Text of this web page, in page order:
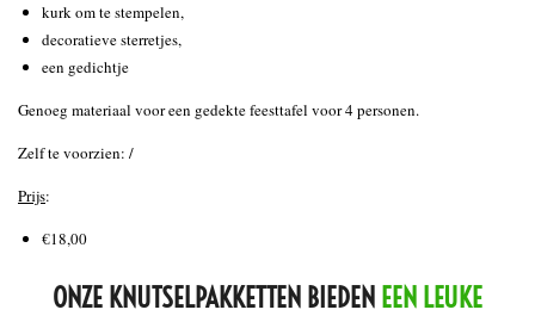
kurk om te stempelen,
decoratieve sterretjes,
een gedichtje
Genoeg materiaal voor een gedekte feesttafel voor 4 personen.
Zelf te voorzien: /
Prijs:
€18,00
ONZE KNUTSELPAKKETTEN BIEDEN EEN LEUKE